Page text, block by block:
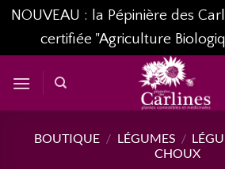
NOUVEAU : la Pépinière des
certifiée "Agriculture
BOUTIQUE / LÉGUMES /
CHOUX